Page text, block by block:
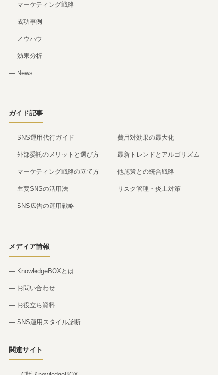
— マーケティング戦略
— 成功事例
— ノウハウ
— 効果分析
— News
ガイド記事
— SNS運用代行ガイド
— 外部委託のメリットと選び方
— マーケティング戦略の立て方
— 主要SNSの活用法
— SNS広告の運用戦略
— 費用対効果の最大化
— 最新トレンドとアルゴリズム
— 他施策との統合戦略
— リスク管理・炎上対策
メディア情報
— KnowledgeBOXとは
— お問い合わせ
— お役立ち資料
— SNS運用スタイル診断
関連サイト